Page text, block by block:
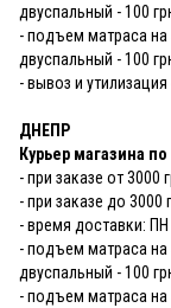
двуспальный - 100
- подъем матраса на
двуспальный - 100
- вывоз и утилизация
ДНЕПР
Курьер магазина
- при заказе от 3000
- при заказе до 3000
- время доставки:
- подъем матраса на
двуспальный - 100
- подъем матраса на